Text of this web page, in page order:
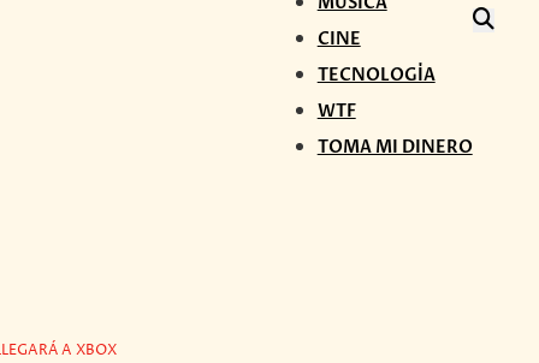
CINE
TECNOLOGÍA
WTF
TOMA MI DINERO
A XBOX